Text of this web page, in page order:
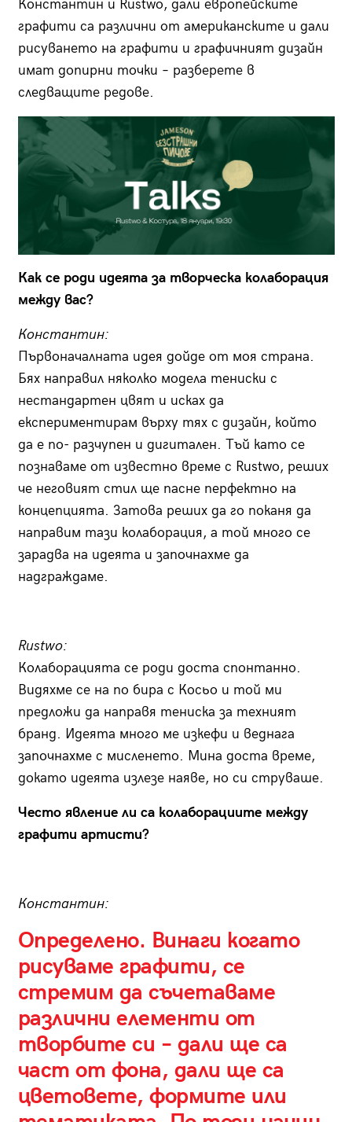
Константин и Rustwo, дали европейските
графити са различни от американските и дали
рисуването на графити и графичният дизайн
имат допирни точки – разберете в
следващите редове.
Как се роди идеята за творческа колаборация
между вас?
Константин:
Първоначалната идея дойде от моя страна.
Бях направил няколко модела тениски с
нестандартен цвят и исках да
експериментирам върху тях с дизайн, който
да е по- разчупен и дигитален. Тъй като се
познаваме от известно време с Rustwo, реших
че неговият стил ще пасне перфектно на
концепцията. Затова реших да го поканя да
направим тази колаборация, а той много се
зарадва на идеята и започнахме да
надграждаме.
Rustwo:
Колаборацията се роди доста спонтанно.
Видяхме се на по бира с Косьо и той ми
предложи да направя тениска за техният
бранд. Идеята много ме изкефи и веднага
започнахме с мисленето. Мина доста време,
докато идеята излезе наяве, но си струваше.
Често явление ли са колаборациите между
графити артисти?
Константин:
Определено. Винаги когато
рисуваме графити, се
стремим да съчетаваме
различни елементи от
творбите си – дали ще са
част от фона, дали ще са
цветовете, формите или